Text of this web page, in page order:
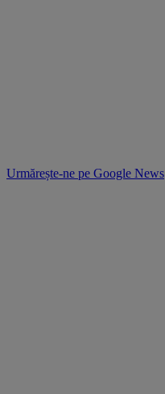
Urmărește-ne pe Google News